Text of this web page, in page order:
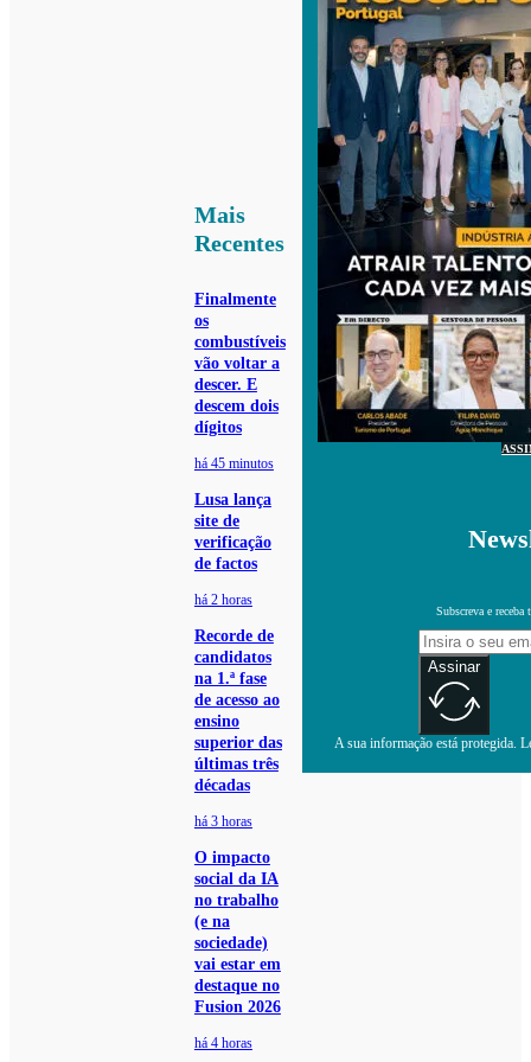
Mais
Recentes
Finalmente
os
combustíveis
vão voltar a
descer. E
descem dois
dígitos
há 45 minutos
Lusa lança
site de
verificação
de factos
há 2 horas
Recorde de
candidatos
na 1.ª fase
de acesso ao
ensino
superior das
últimas três
décadas
há 3 horas
O impacto
social da IA
no trabalho
(e na
sociedade)
vai estar em
destaque no
Fusion 2026
há 4 horas
Subscreva e receba
Assinar
A sua informação está protegida.